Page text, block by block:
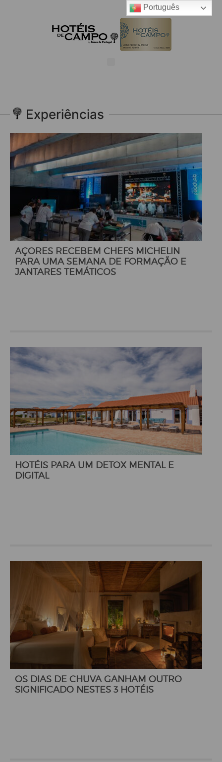
Experiências
AÇORES RECEBEM CHEFS MICHELIN
PARA UMA SEMANA DE FORMAÇÃO E
JANTARES TEMÁTICOS
HOTÉIS PARA UM DETOX MENTAL E
DIGITAL
OS DIAS DE CHUVA GANHAM OUTRO
SIGNIFICADO NESTES 3 HOTÉIS
Português